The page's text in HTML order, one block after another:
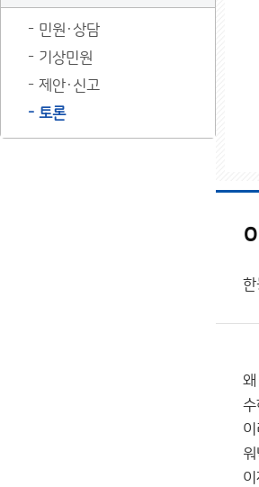
민원·상담
기상민원
제안·신고
토론
한
왜
수